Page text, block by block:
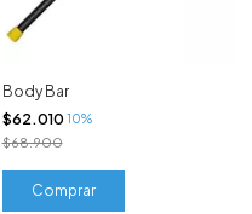
Body Bar
$62.010 10%
$68.900
Comprar